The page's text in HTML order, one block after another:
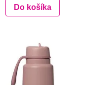
Do košíka